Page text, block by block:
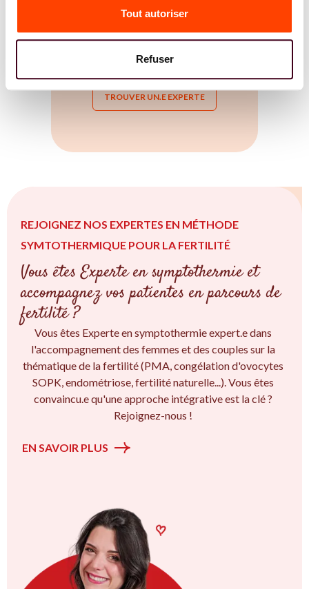
Tout autoriser
Refuser
SYMTOTHERMIQUE
Les expertes en symptothermie
travaillent mains dans la mains avec
vous accompagner de la meilleure
manière possible pour votre fertilité.
TROUVER UN.E EXPERTE
REJOIGNEZ NOS EXPERTES EN MÉTHODE
SYMTOTHERMIQUE POUR LA FERTILITÉ
Vous êtes Experte en symptothermie et
accompagnez vos patientes en parcours de
fertilité ?
Vous êtes Experte en symptothermie expert.e dans
l'accompagnement des femmes et des couples sur la
thématique de la fertilité (PMA, congélation d'ovocytes
SOPK, endométriose, fertilité naturelle...). Vous êtes
convaincu.e qu'une approche intégrative est la clé ?
Rejoignez-nous !
EN SAVOIR PLUS